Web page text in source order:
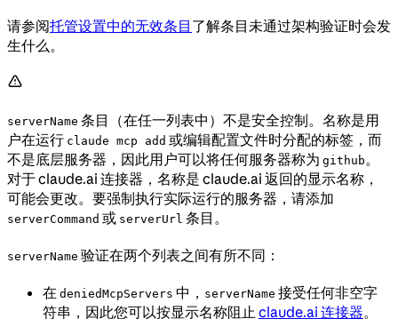
请参阅托管设置中的无效条目 了解条目未通过架构验证时会发
生什么。
serverName 条目（在任一列表中）不是安全控制。名称是用
户在运行 claude mcp add 或编辑配置文件时分配的标签，而
不是底层服务器，因此用户可以将任何服务器称为 github。
对于 claude.ai 连接器，名称是 claude.ai 返回的显示名称，
可能会更改。要强制执行实际运行的服务器，请添加
serverCommand 或 serverUrl 条目。
serverName 验证在两个列表之间有所不同：
在 deniedMcpServers 中， serverName 接受任何非空字
符串，因此您可以按显示名称阻止 claude.ai 连接器。